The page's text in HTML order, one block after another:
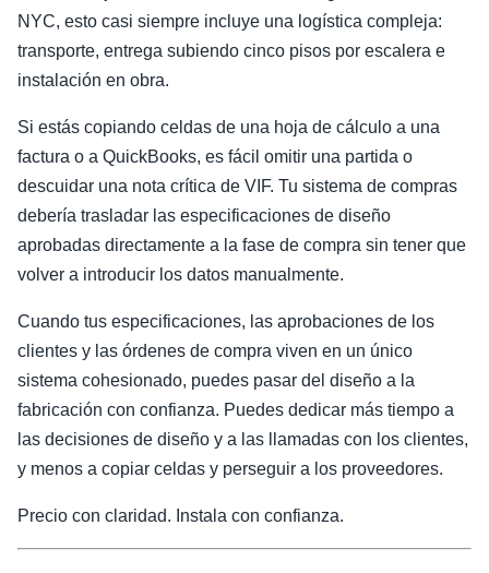
NYC, esto casi siempre incluye una logística compleja:
transporte, entrega subiendo cinco pisos por escalera e
instalación en obra.
Si estás copiando celdas de una hoja de cálculo a una
factura o a QuickBooks, es fácil omitir una partida o
descuidar una nota crítica de VIF. Tu sistema de compras
debería trasladar las especificaciones de diseño
aprobadas directamente a la fase de compra sin tener que
volver a introducir los datos manualmente.
Cuando tus especificaciones, las aprobaciones de los
clientes y las órdenes de compra viven en un único
sistema cohesionado, puedes pasar del diseño a la
fabricación con confianza. Puedes dedicar más tiempo a
las decisiones de diseño y a las llamadas con los clientes,
y menos a copiar celdas y perseguir a los proveedores.
Precio con claridad. Instala con confianza.